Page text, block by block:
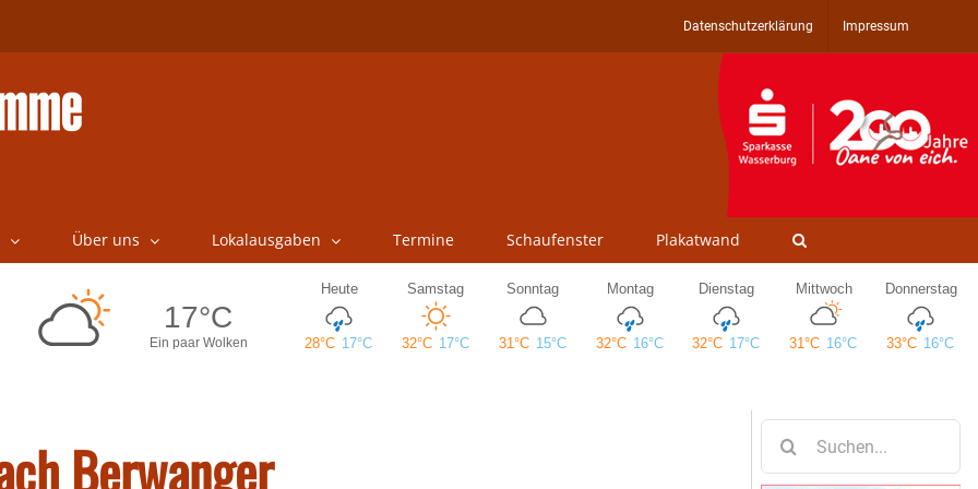
Datenschutzerklärung Impressum
Über uns Lokalausgaben Termine Schaufenster Plakatwand
Berwanger
nach: